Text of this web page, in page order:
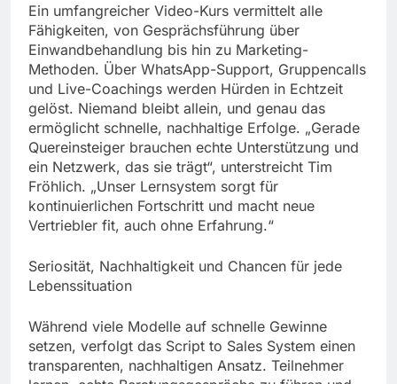
Ein umfangreicher Video-Kurs vermittelt alle
Fähigkeiten, von Gesprächsführung über
Einwandbehandlung bis hin zu Marketing-
Methoden. Über WhatsApp-Support, Gruppencalls
und Live-Coachings werden Hürden in Echtzeit
gelöst. Niemand bleibt allein, und genau das
ermöglicht schnelle, nachhaltige Erfolge. „Gerade
Quereinsteiger brauchen echte Unterstützung und
ein Netzwerk, das sie trägt“, unterstreicht Tim
Fröhlich. „Unser Lernsystem sorgt für
kontinuierlichen Fortschritt und macht neue
Vertriebler fit, auch ohne Erfahrung.“
Seriosität, Nachhaltigkeit und Chancen für jede
Lebenssituation
Während viele Modelle auf schnelle Gewinne
setzen, verfolgt das Script to Sales System einen
transparenten, nachhaltigen Ansatz. Teilnehmer